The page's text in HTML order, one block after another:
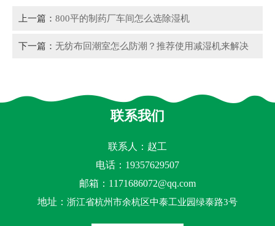
上一篇： 800平的制药厂车间怎么选除湿机
下一篇： 无纺布回潮室怎么防潮？推荐使用减湿机来解决
联系我们
联系人：赵工
电话：19357629507
邮箱： 1171686072@qq.com
地址： 浙江省杭州市余杭区中泰工业园绿泰路3号